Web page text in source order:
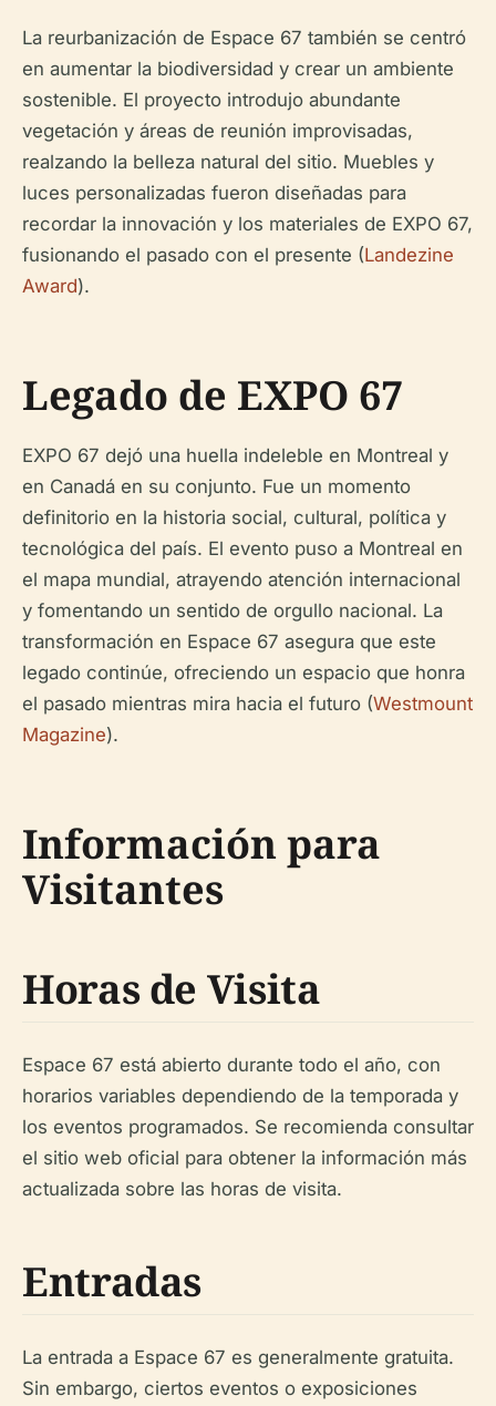
La reurbanización de Espace 67 también se centró
en aumentar la biodiversidad y crear un ambiente
sostenible. El proyecto introdujo abundante
vegetación y áreas de reunión improvisadas,
realzando la belleza natural del sitio. Muebles y
luces personalizadas fueron diseñadas para
recordar la innovación y los materiales de EXPO 67,
fusionando el pasado con el presente (Landezine
Award).
Legado de EXPO 67
EXPO 67 dejó una huella indeleble en Montreal y
en Canadá en su conjunto. Fue un momento
definitorio en la historia social, cultural, política y
tecnológica del país. El evento puso a Montreal en
el mapa mundial, atrayendo atención internacional
y fomentando un sentido de orgullo nacional. La
transformación en Espace 67 asegura que este
legado continúe, ofreciendo un espacio que honra
el pasado mientras mira hacia el futuro (Westmount
Magazine).
Información para
Visitantes
Horas de Visita
Espace 67 está abierto durante todo el año, con
horarios variables dependiendo de la temporada y
los eventos programados. Se recomienda consultar
el sitio web oficial para obtener la información más
actualizada sobre las horas de visita.
Entradas
La entrada a Espace 67 es generalmente gratuita.
Sin embargo, ciertos eventos o exposiciones